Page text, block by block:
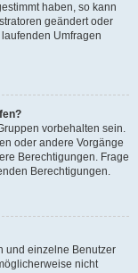
haben, so kann
geändert oder
Umfragen
vorbehalten sein.
oder andere Vorgänge
Berechtigungen. Frage
Berechtigungen.
und einzelne Benutzer
nicht